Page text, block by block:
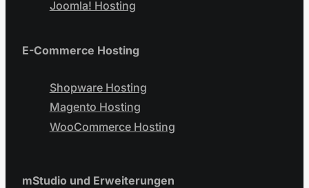
Joomla! Hosting
E-Commerce Hosting
Shopware Hosting
Magento Hosting
WooCommerce Hosting
mStudio und Erweiterungen